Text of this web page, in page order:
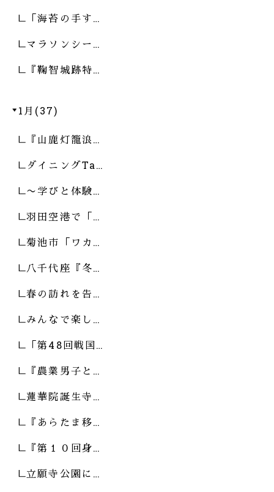
「海苔の手す…
マラソンシー…
『鞠智城跡特…
1月(37)
『山鹿灯籠浪…
ダイニングTa…
〜学びと体験…
羽田空港で「…
菊池市「ワカ…
八千代座『冬…
春の訪れを告…
みんなで楽し…
「第48回戦国…
『農業男子と…
蓮華院誕生寺…
『あらたま移…
『第１０回身…
立願寺公園に…